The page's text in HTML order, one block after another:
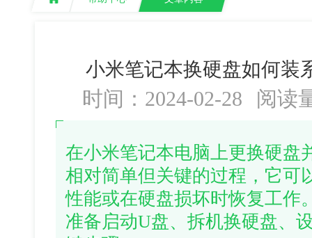
小米笔记本换硬盘如何装
时间：2024-02-28 阅读
在小米笔记本电脑上更换硬盘
相对简单但关键的过程，它可
性能或在硬盘损坏时恢复工作
准备启动U盘、拆机换硬盘、